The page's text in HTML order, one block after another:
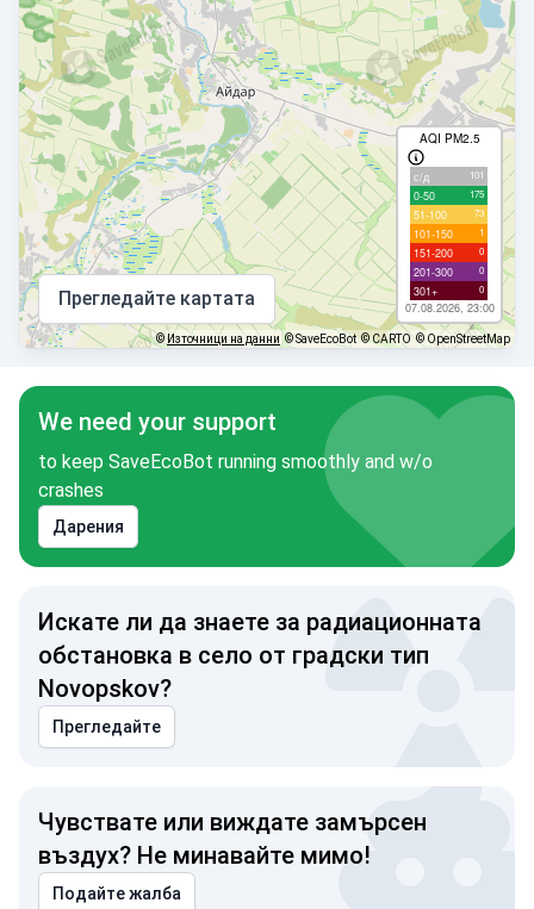
AQI PM2.5
с/д 101
0-50 175
51-100 73
101-150 1
151-200 0
201-300 0
301+ 0
07.08.2026, 23:00
Прегледайте картата
©Източници на данни © SaveEcoBot © CARTO © OpenStreetMap
We need your support
to keep SaveEcoBot running smoothly and w/o
crashes
Дарения
Искате ли да знаете за радиационната
обстановка в село от градски тип
Novopskov?
Прегледайте
Чувствате или виждате замърсен
въздух? Не минавайте мимо!
Подайте жалба